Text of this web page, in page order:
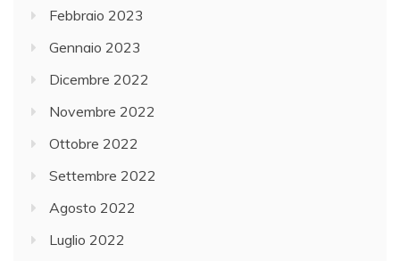
Febbraio 2023
Gennaio 2023
Dicembre 2022
Novembre 2022
Ottobre 2022
Settembre 2022
Agosto 2022
Luglio 2022